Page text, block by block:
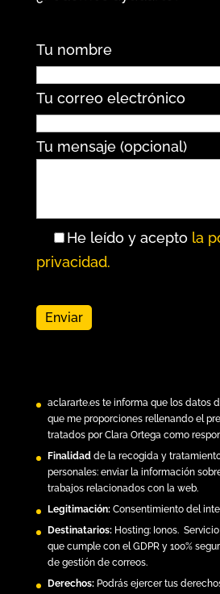
Tu nombre
Tu correo electrónico
Tu mensaje (opcional)
He leído y acepto la
privacidad.
aclararte.este informa que los datos
que me proporciones rellenando el
tratados por Clara Ortega como
Finalidadde la recogida y
personales: enviar la información
trabajos relacionados con la web.
Legitimación: Consentimiento del
Destinatarios:Hosting: Ionos.Servicio
que cumple con el GDPR y 100%
de gestión de correos.
Derechos: Podrás ejercer tus